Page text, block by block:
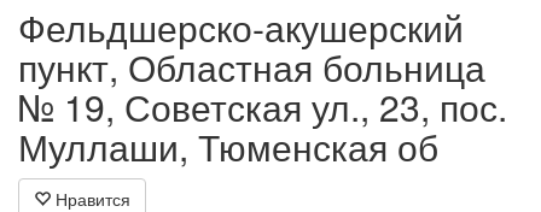
Фельдшерско-акушерский
пункт, Областная больница
№ 19, Советская ул., 23, пос.
Муллаши, Тюменская об
Нравится